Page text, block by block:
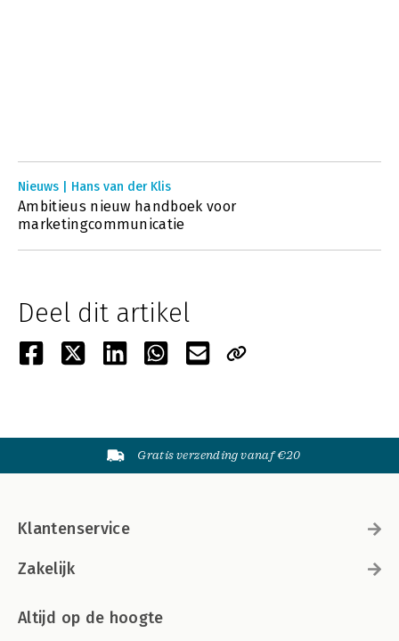
Nieuws | Hans van der Klis
Ambitieus nieuw handboek voor
marketingcommunicatie
Deel dit artikel
Gratis verzending vanaf €20
Klantenservice
Zakelijk
Altijd op de hoogte